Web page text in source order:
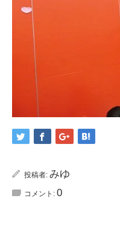
投稿者: みゆ
コメント: 0